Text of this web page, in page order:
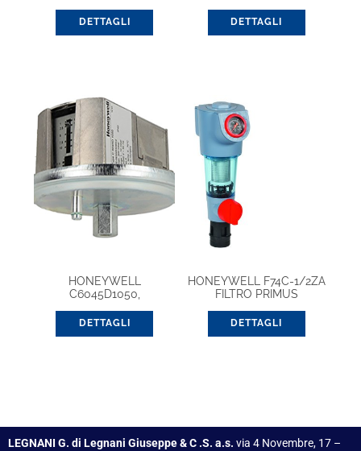
ARIA/GAS
DETTAGLI DETTAGLI
HONEYWELL
C6045D1050,
ARIA/GAS
DETTAGLI
HONEYWELL F74C-1/2ZA
FILTRO PRIMUS
DETTAGLI
LEGNANI G. di Legnani Giuseppe & C .S. a.s. via 4 Novembre, 17 –